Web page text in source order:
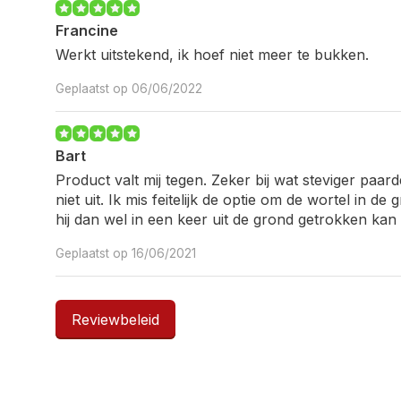
Francine
Werkt uitstekend, ik hoef niet meer te bukken.
Geplaatst op 06/06/2022
Bart
Product valt mij tegen. Zeker bij wat steviger
niet uit. Ik mis feitelijk de optie om de wortel in de
hij dan wel in een keer uit de grond getrokken
Geplaatst op 16/06/2021
Michel
Ideaal. Waar ik normaliter op mijn knieën het gras
Reviewbeleid